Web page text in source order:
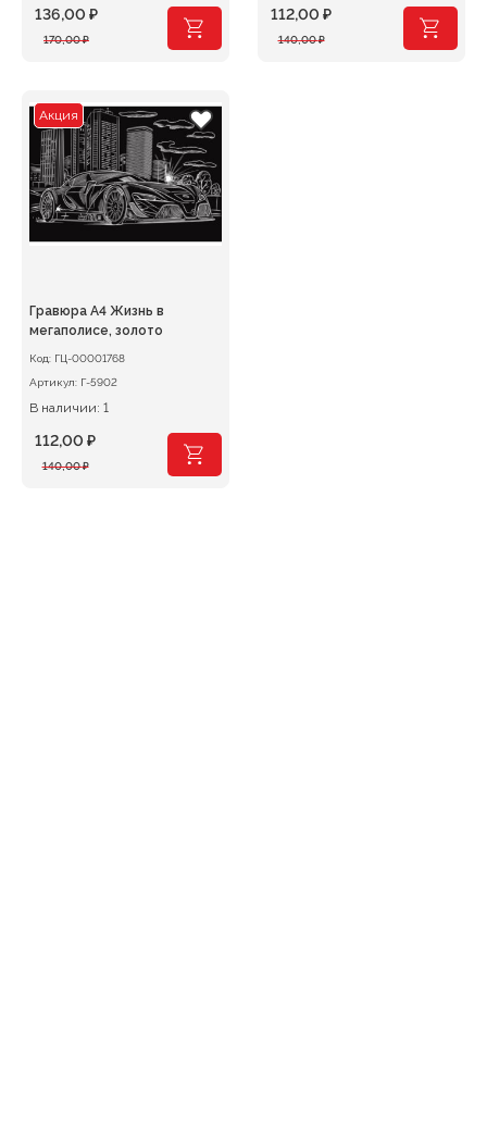
170,00₽
Первоначальная
170,00 ₽.
136,00 ₽
Текущая
140,00₽
Первоначальная
112,00 ₽
Текущая
Акция
Гравюра А4 Жизнь в
мегаполисе, золото
Код: ГЦ-00001768
Артикул: Г-5902
В наличии: 1
140,00₽
Первоначальная
112,00 ₽
Текущая